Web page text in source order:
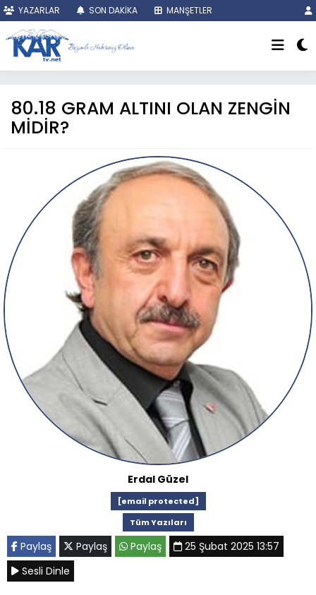
YAZARLAR SON DAKİKA MANŞETLER
80.18 GRAM ALTINI OLAN ZENGİN
MİDİR?
Erdal Güzel
[email protected]
Tüm Yazıları
Paylaş Paylaş Paylaş
25 Şubat 2025 13:57
Sesli Dinle